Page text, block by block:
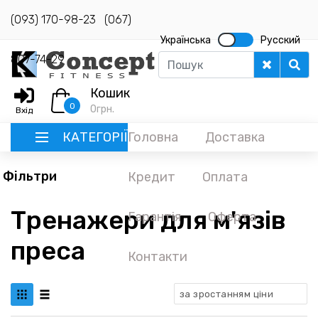
(093) 170-98-23 (067)
807-74-29
Українська Русский
Вхід 0
Кошик
0грн.
КАТЕГОРІЇГоловна Доставка
Кредит Оплата
Гарантія Оферта
Контакти
РУССКИЙ
ГОЛОВНА
ДОСТАВКА
КРЕДИТ
Фільтри
Тренажери для м'язів
преса
за зростанням ціни